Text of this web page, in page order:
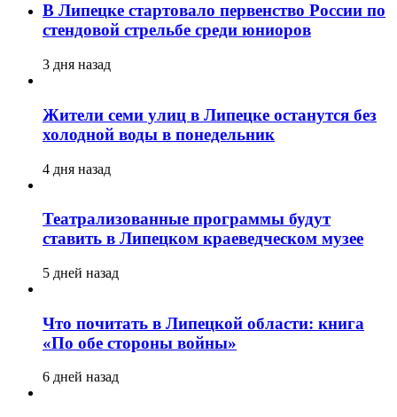
В Липецке стартовало первенство России по
стендовой стрельбе среди юниоров
3 дня назад
Жители семи улиц в Липецке останутся без
холодной воды в понедельник
4 дня назад
Театрализованные программы будут
ставить в Липецком краеведческом музее
5 дней назад
Что почитать в Липецкой области: книга
«По обе стороны войны»
6 дней назад